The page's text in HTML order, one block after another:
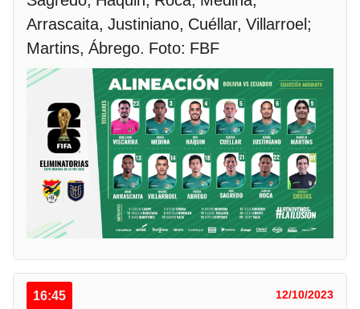
Arrascaita, Justiniano, Cuéllar, Villarroel;
Martins, Ábrego. Foto: FBF
16:45 12/10/2023